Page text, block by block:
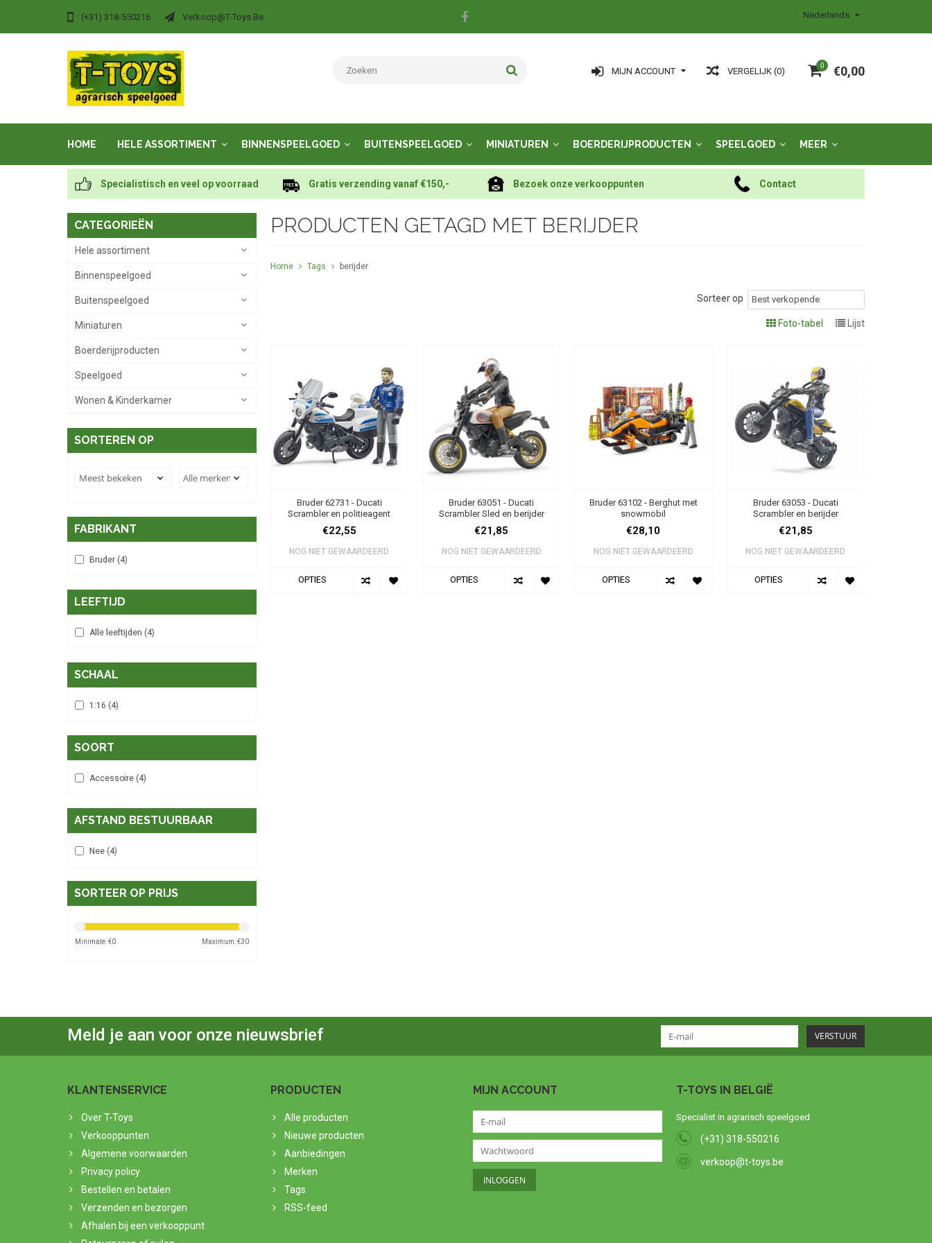
(+31) 318-550216 Verkoop@t-Toys.be Nederlands
0 €0,00
VERGELIJK (0)
MIJN ACCOUNT
HOME HELE ASSORTIMENT BINNENSPEELGOED BUITENSPEELGOED MINIATUREN BOERDERIJPRODUCTEN SPEELGOED MEER
Specialistisch en veel op voorraad Gratis verzending vanaf €150,- Bezoek onze verkooppunten Contact
CATEGORIEËN
Hele assortiment
Binnenspeelgoed
Buitenspeelgoed
Miniaturen
Boerderijproducten
Speelgoed
Wonen & Kinderkamer
SORTEREN OP
FABRIKANT
Bruder (4)
LEEFTIJD
Alle leeftijden (4)
SCHAAL
1:16 (4)
SOORT
Accessoire (4)
AFSTAND BESTUURBAAR
Nee (4)
SORTEER OP PRIJS
Minimale: €0 Maximum: €30
PRODUCTEN GETAGD MET BERIJDER
Home Tags berijder
Sorteer op
Foto-tabel Lijst
Bruder 62731 - Ducati
Scrambler en politieagent
€22,55
NOG NIET GEWAARDEERD
OPTIES
Bruder 63051 - Ducati
Scrambler Sled en berijder
€21,85
NOG NIET GEWAARDEERD
OPTIES
Bruder 63102 - Berghut met
snowmobil
€28,10
NOG NIET GEWAARDEERD
OPTIES
Bruder 63053 - Ducati
Scrambler en berijder
€21,85
NOG NIET GEWAARDEERD
OPTIES
Meld je aan voor onze nieuwsbrief VERSTUUR
KLANTENSERVICE
Over T-Toys
Verkooppunten
Algemene voorwaarden
Privacy policy
Bestellen en betalen
Verzenden en bezorgen
Afhalen bij een verkooppunt
PRODUCTEN
Alle producten
Nieuwe producten
Aanbiedingen
Merken
Tags
RSS-feed
MIJN ACCOUNT T-TOYS IN BELGIË
Specialist in agrarisch speelgoed
(+31) 318-550216
verkoop@t-toys.be